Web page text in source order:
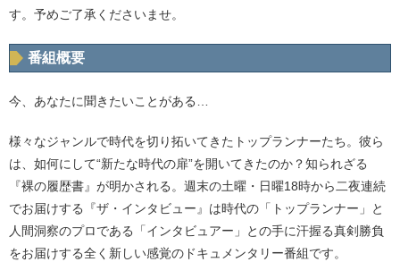
す。予めご了承くださいませ。
番組概要
今、あなたに聞きたいことがある…
様々なジャンルで時代を切り拓いてきたトップランナーたち。彼ら
は、如何にして“新たな時代の扉”を開いてきたのか？知られざる
『裸の履歴書』が明かされる。週末の土曜・日曜18時から二夜連続
でお届けする『ザ・インタビュー』は時代の「トップランナー」と
人間洞察のプロである「インタビュアー」との手に汗握る真剣勝負
をお届けする全く新しい感覚のドキュメンタリー番組です。